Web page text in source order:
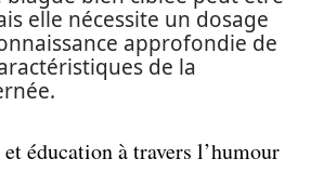
elle nécessite un dosage
approfondie de
de la
éducation à travers l’humour